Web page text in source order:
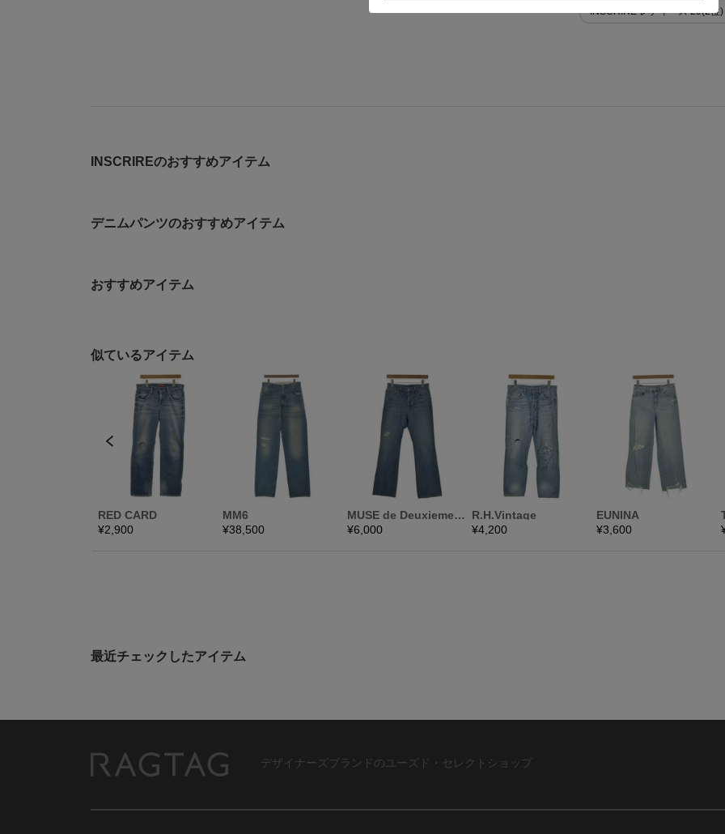
INSCRIRE レディース 29(L位)
INSCRIREのおすすめアイテム
デニムパンツのおすすめアイテム
おすすめアイテム
最近チェックしたアイテム
デザイナーズブランドのユーズド・セレクトショップ